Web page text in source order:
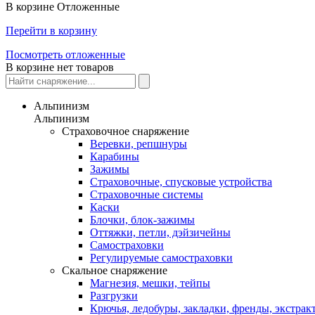
В корзине Отложенные
Перейти в корзину
Посмотреть отложенные
В корзине нет товаров
Альпинизм
Альпинизм
Страховочное снаряжение
Веревки, репшнуры
Карабины
Зажимы
Страховочные, спусковые устройства
Страховочные системы
Каски
Блочки, блок-зажимы
Оттяжки, петли, дэйзичейны
Самостраховки
Регулируемые самостраховки
Скальное снаряжение
Магнезия, мешки, тейпы
Разгрузки
Крючья, ледобуры, закладки, френды,